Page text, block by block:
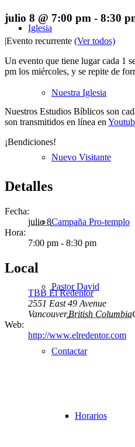
Iglesia
Nuestra Iglesia
Nuevo Visitante
Campaña Pro-templo
Pastor David
Contactar
Horarios
julio 8 @ 7:00 pm - 8:30
|Evento recurrente (Ver todos)
Un evento que tiene lugar cada 1
pm los miércoles, y se repite de
Nuestros Estudios Bíblicos son
son transmitidos en línea en
¡Bendiciones!
Detalles
Fecha:
julio 8
Hora:
7:00 pm - 8:30 pm
Local
TBB El Redentor
2551 East 49 Avenue
Vancouver,British Columbia
Web:
http://www.elredentor.com